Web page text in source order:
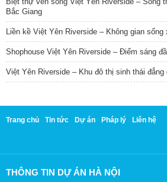
Bắc Giang
Liền kề Việt Yên Riverside – Không gian
Shophouse Việt Yên Riverside – Điểm sáng
Việt Yên Riverside – Khu đô thị sinh thái
Trang chủ Tin tức Dự án Pháp lý Liên hệ
THÔNG TIN DỰ ÁN HÀ NỘI